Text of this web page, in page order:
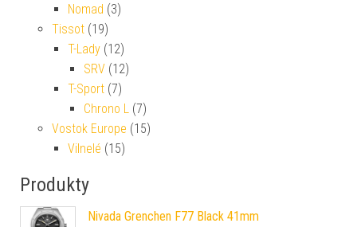
Nomad (3)
Tissot (19)
T-Lady (12)
SRV (12)
T-Sport (7)
Chrono L (7)
Vostok Europe (15)
Vilnelé (15)
Produkty
Nivada Grenchen F77 Black 41mm